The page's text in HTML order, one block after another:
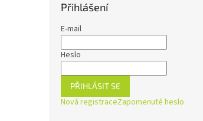
Přihlášení
E-mail
Heslo
PŘIHLÁSIT SE
Nová registraceZapomenuté heslo